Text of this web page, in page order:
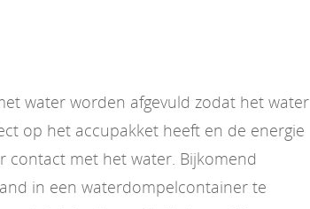
water worden afgevuld zodat het water
op het accupakket heeft en de energie
met het water. Bijkomend
in een waterdompelcontainer te